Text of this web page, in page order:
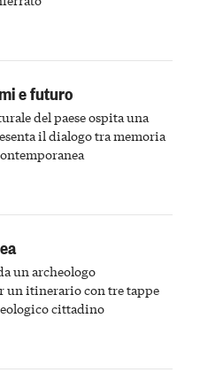
e futuro
del paese ospita una
il dialogo tra memoria
un archeologo
un itinerario con tre tappe
cittadino